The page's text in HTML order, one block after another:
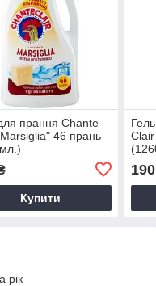
прання Chante
46 прань
Купити
190
рік